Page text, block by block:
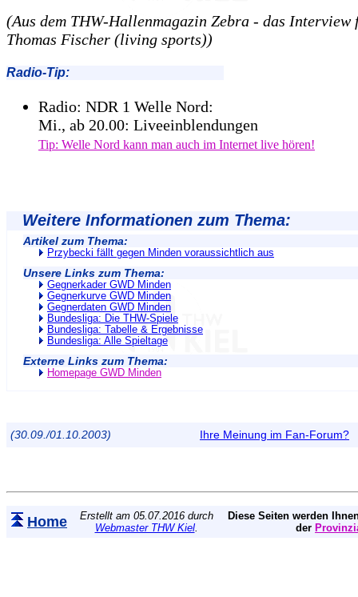
(Aus dem THW-Hallenmagazin Zebra - das Interview
Thomas Fischer (living sports))
Radio-Tip:
Radio: NDR 1 Welle Nord:
Mi., ab 20.00: Liveeinblendungen
Tip: Welle Nord kann man auch im Internet live hören!
Weitere Informationen zum Thema:
Artikel zum Thema:
Przybecki fällt gegen Minden voraussichtlich aus
Unsere Links zum Thema:
Gegnerkader GWD Minden
Gegnerkurve GWD Minden
Gegnerdaten GWD Minden
Bundesliga: Die THW-Spiele
Bundesliga: Tabelle & Ergebnisse
Bundesliga: Alle Spieltage
Externe Links zum Thema:
Homepage GWD Minden
(30.09./01.10.2003) Ihre Meinung im Fan-Forum?
Home
Erstellt am 05.07.2016 durch
Webmaster THW Kiel.
Diese Seiten werden
der